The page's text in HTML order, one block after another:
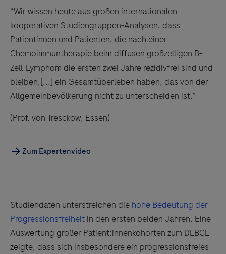
“Wir wissen heute aus großen internationalen
kooperativen Studiengruppen-Analysen, dass
Patientinnen und Patienten, die nach einer
Chemoimmuntherapie beim diffusen großzelligen B-
Zell-Lymphom die ersten zwei Jahre rezidivfrei sind und
bleiben,[...] ein Gesamt­überleben haben, das von der
Allgemeinbevölkerung nicht zu unterscheiden ist.”
(Prof. von Tresckow, Essen)
Zum Expertenvideo
Studiendaten unterstreichen die hohe Bedeutung der
Progressionsfreiheit in den ersten beiden Jahren. Eine
Auswertung großer Patient:innenkohorten zum DLBCL
zeigte, dass sich insbesondere ein progressionsfreies